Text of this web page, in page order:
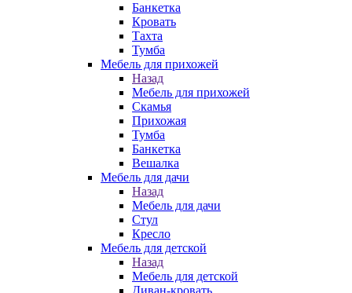
Банкетка
Кровать
Тахта
Тумба
Мебель для прихожей
Назад
Мебель для прихожей
Скамья
Прихожая
Тумба
Банкетка
Вешалка
Мебель для дачи
Назад
Мебель для дачи
Стул
Кресло
Мебель для детской
Назад
Мебель для детской
Диван-кровать